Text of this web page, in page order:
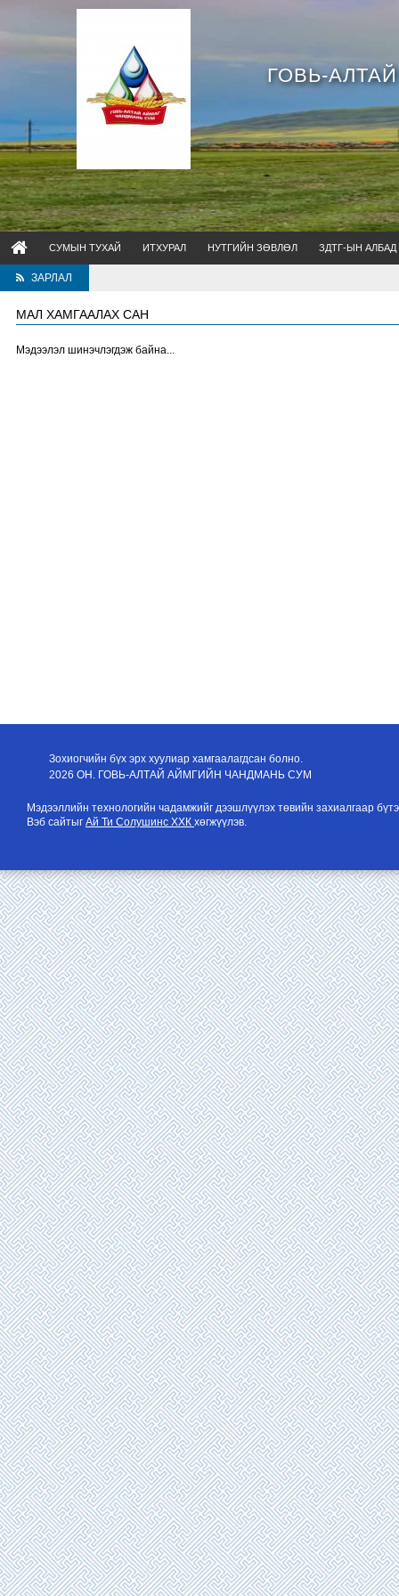
ГОВЬ-
СУМЫН ТУХАЙ ИТХУРАЛ НУТГИЙН ЗӨВЛӨЛ ЗДТГ-ЫН АЛБАД
ЗАРЛАЛ
МАЛ ХАМГААЛАХ САН
Мэдээлэл шинэчлэгдэж байна...
Зохиогчийн бүх эрх хуулиар хамгаалагдсан болно.
2026 ОН. ГОВЬ-АЛТАЙ АЙМГИЙН ЧАНДМАНЬ СУМ
Мэдээллийн технологийн чадамжийг дээшлүүлэх төвийн захиалгаар
Вэб сайтыг Ай Ти Солушинс ХХК хөгжүүлэв.